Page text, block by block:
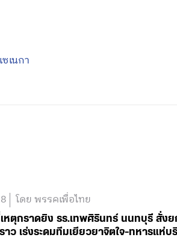
เนกา
โดย พรรคเพื่อไทย
หตุกราดยิง รร.เทพศิรินทร์ นนทบุรี สั่ง
ว เร่งระดมทีมเยียวยาจิตใจ-ทหารแ